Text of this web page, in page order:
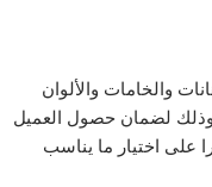
والخامات والألوان
وذلك لضمان حصول العميل
على اختيار ما يناسب